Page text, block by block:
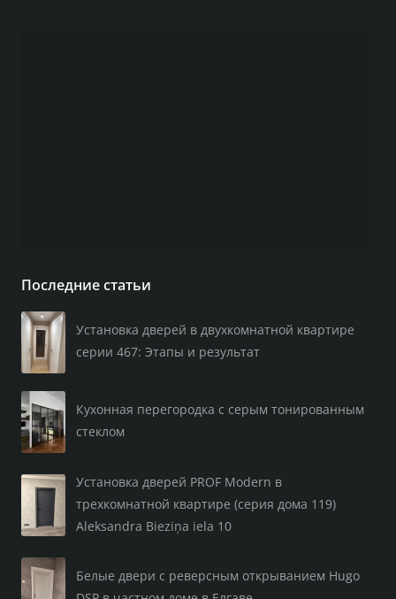
Последние статьи
Установка дверей в двухкомнатной квартире
серии 467: Этапы и результат
Кухонная перегородка с серым тонированным
стеклом
Установка дверей PROF Modern в
трехкомнатной квартире (серия дома 119)
Aleksandra Bieziņa iela 10
Белые двери с реверсным открыванием Hugo